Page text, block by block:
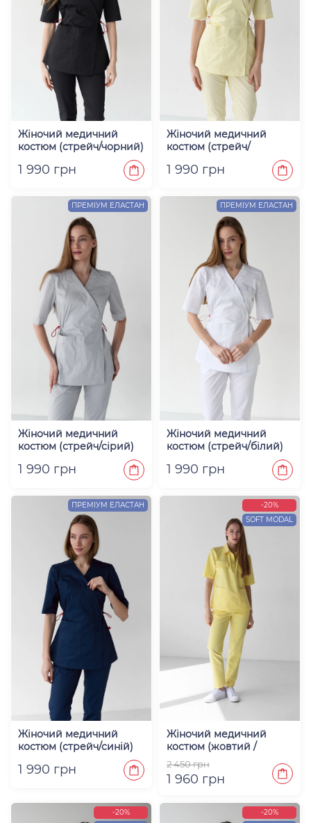
Жіночий медичний
костюм (стрейч/чорний)
1 990 грн
Жіночий медичний
костюм (стрейч/
1 990 грн
ПРЕМІУМ ЕЛАСТАН
Жіночий медичний
костюм (стрейч/сірий)
1 990 грн
ПРЕМІУМ ЕЛАСТАН
Жіночий медичний
костюм (стрейч/білий)
1 990 грн
ПРЕМІУМ ЕЛАСТАН
Жіночий медичний
костюм (стрейч/синій)
1 990 грн
-20%
SOFT MODAL
Жіночий медичний
костюм (жовтий /
premium) "Лорен"
2 450 грн
1 960 грн
-20%
-20%